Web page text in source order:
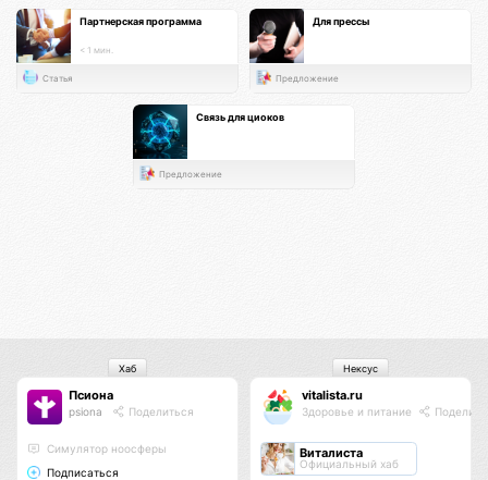
Партнерская программа
< 1 мин.
Статья
Для прессы
Предложение
Связь для циоков
Предложение
Псиона
psiona Поделиться
Cимулятор ноосферы
Подписаться
Хаб
vitalista.ru
Здоровье и питание
Виталиста
Официальный хаб
Нексус